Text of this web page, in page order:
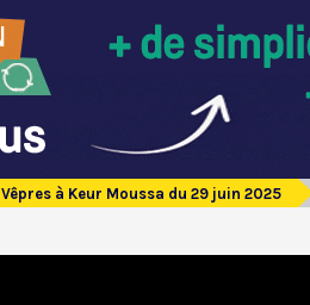
Vêpres à Keur Moussa du 29 juin 2025